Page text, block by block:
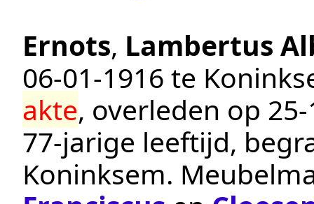
Ernots, Lambertus
06‑01‑1916 te
akte, overleden op
77-jarige leeftijd,
Koninksem.